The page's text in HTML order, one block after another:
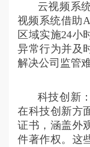
云视频系
视频系统借助
区域实施24小
异常行为并及
解决公司监管
科技创新
在科技创新方
证书，涵盖外
件著作权。这